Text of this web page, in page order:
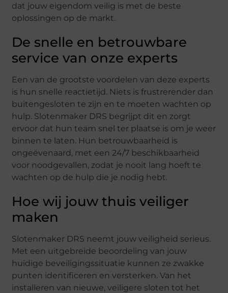
dat jouw eigendom veilig is met de beste
oplossingen op de markt.
De snelle en betrouwbare
service van onze experts
Een van de grootste voordelen van deze experts
is hun snelle reactietijd. Niets is frustrerender dan
buitengesloten te zijn en te moeten wachten op
hulp. Slotenmaker DRS begrijpt dit en zorgt
ervoor dat hun team snel ter plaatse is om je weer
binnen te laten. Hun betrouwbaarheid is
ongeëvenaard, met een 24/7 beschikbaarheid
voor noodgevallen, zodat je nooit lang hoeft te
wachten op de hulp die je nodig hebt.
Hoe wij jouw thuis veiliger
maken
Slotenmaker DRS neemt jouw veiligheid serieus.
Met een uitgebreide beoordeling van jouw
huidige beveiligingssituatie kunnen ze zwakke
punten identificeren en versterken. Van het
installeren van nieuwe, veiligere sloten tot het